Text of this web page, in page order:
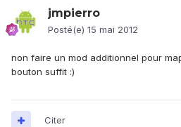
jmpierro
Posté(e) 15 mai 2012
non faire un mod additionnel pour
bouton suffit :)
Citer